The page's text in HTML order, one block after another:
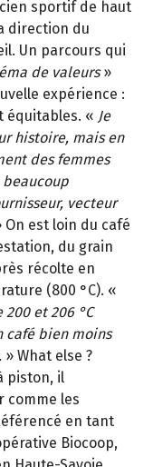
sportif de haut
direction du
Un parcours qui
de valeurs»
expérience :
équitables. « Je
histoire, mais en
des femmes
vecteur
On est loin du café
du grain
récolte en
(800 °C). «
et 206 °C
café bien moins
» What else ?
piston, il
comme les
en tant
Biocoop,